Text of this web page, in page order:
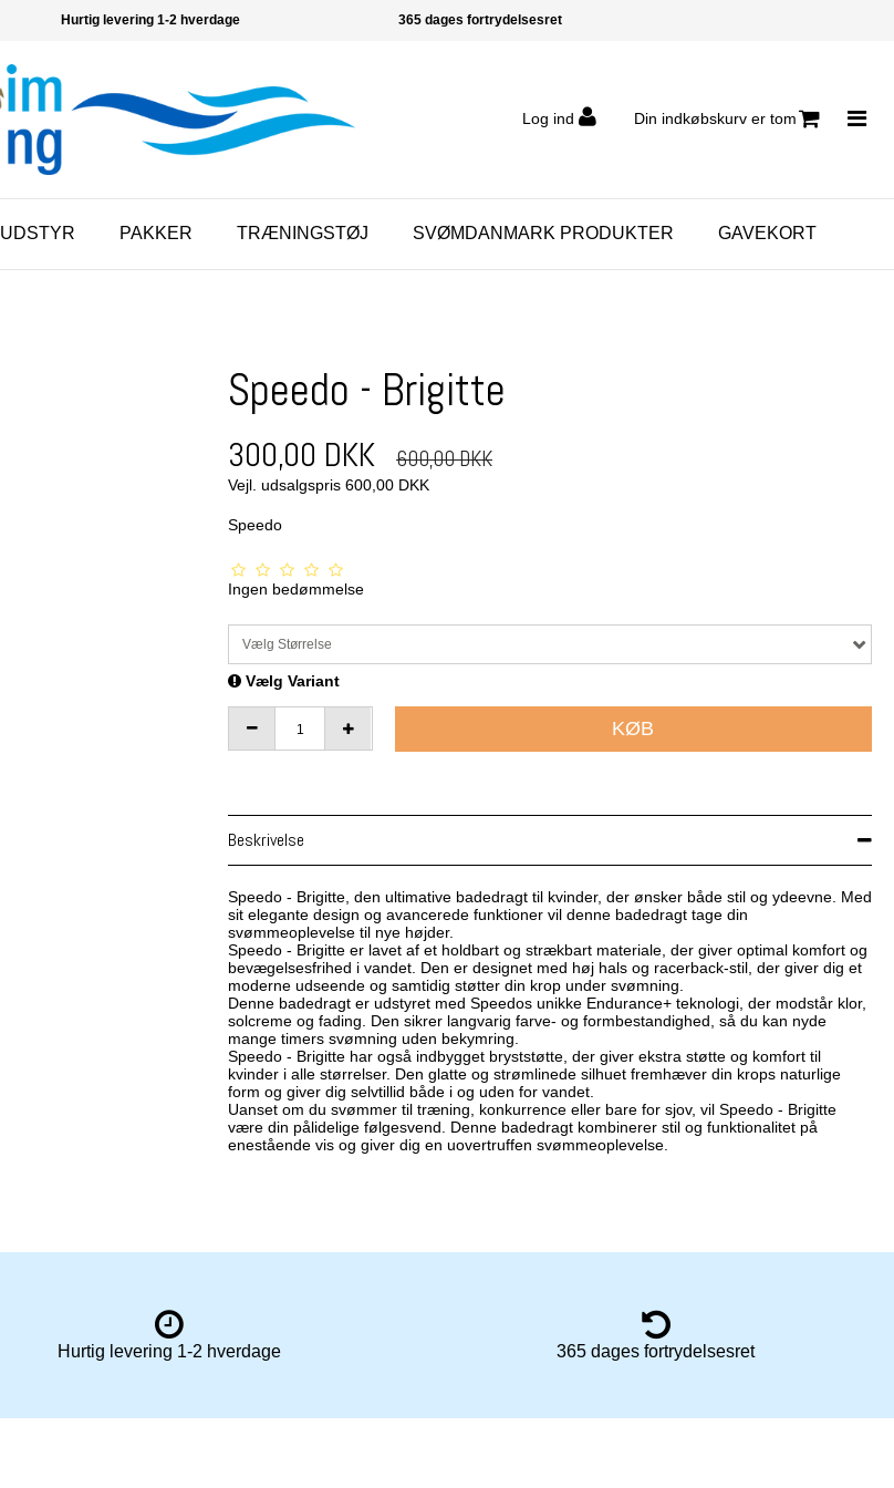
Hurtig levering 1-2 hverdage 365 dages fortrydelsesret
Log ind Din indkøbskurv er tom
UDSTYR PAKKER TRÆNINGSTØJ SVØMDANMARK PRODUKTER GAVEKORT
Speedo - Brigitte
300,00 DKK 600,00 DKK
Vejl. udsalgspris 600,00 DKK
Speedo
Ingen bedømmelse
Vælg Størrelse
Vælg Variant
KØB
Beskrivelse
Speedo - Brigitte, den ultimative badedragt til kvinder, der ønsker både stil og ydeevne. Med
sit elegante design og avancerede funktioner vil denne badedragt tage din
svømmeoplevelse til nye højder.
Speedo - Brigitte er lavet af et holdbart og strækbart materiale, der giver optimal komfort og
bevægelsesfrihed i vandet. Den er designet med høj hals og racerback-stil, der giver dig et
moderne udseende og samtidig støtter din krop under svømning.
Denne badedragt er udstyret med Speedos unikke Endurance+ teknologi, der modstår klor,
solcreme og fading. Den sikrer langvarig farve- og formbestandighed, så du kan nyde
mange timers svømning uden bekymring.
Speedo - Brigitte har også indbygget bryststøtte, der giver ekstra støtte og komfort til
kvinder i alle størrelser. Den glatte og strømlinede silhuet fremhæver din krops naturlige
form og giver dig selvtillid både i og uden for vandet.
Uanset om du svømmer til træning, konkurrence eller bare for sjov, vil Speedo - Brigitte
være din pålidelige følgesvend. Denne badedragt kombinerer stil og funktionalitet på
enestående vis og giver dig en uovertruffen svømmeoplevelse.
Hurtig levering 1-2 hverdage 365 dages fortrydelsesret